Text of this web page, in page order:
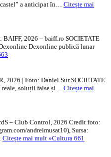
a anticipat în… Citește mai
BAIFF, 2026 – baiff.ro SOCIETATE
Dexonline publică lunar
2026 | Foto: Daniel Sur SOCIETATE
reale, soluții false și… Citește mai
– Club Control, 2026 Credit foto:
andreimusat10), Sursa:
Citește mai mult »Cultura 661